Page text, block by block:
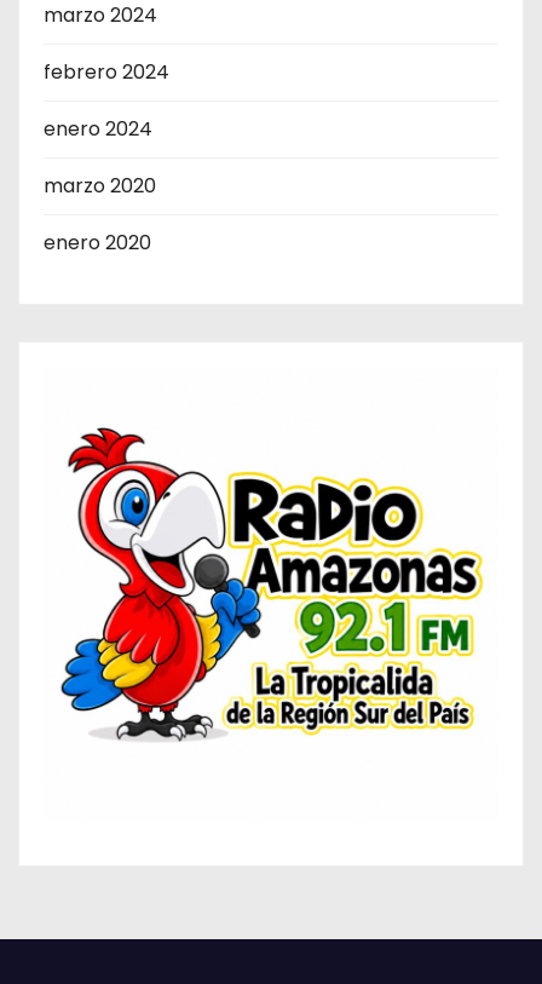
marzo 2024
febrero 2024
enero 2024
marzo 2020
enero 2020